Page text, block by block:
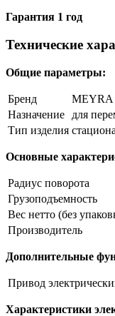
Гарантия 1 год
Технические
Общие параметры:
Бренд
MEYRA
Назначение
для
Тип изделия
Основные
Радиус поворота
Грузоподъемность
Вес нетто (без
Производитель
Дополнительные
Привод
Характеристики